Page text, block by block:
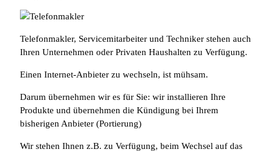
Telefonmakler, Servicemitarbeiter und Techniker stehen auch
Ihren Unternehmen oder Privaten Haushalten zu Verfügung.
Einen Internet-Anbieter zu wechseln, ist mühsam.
Darum übernehmen wir es für Sie: wir installieren Ihre
Produkte und übernehmen die Kündigung bei Ihrem
bisherigen Anbieter (Portierung)
Wir stehen Ihnen z.B. zu Verfügung, beim Wechsel auf das